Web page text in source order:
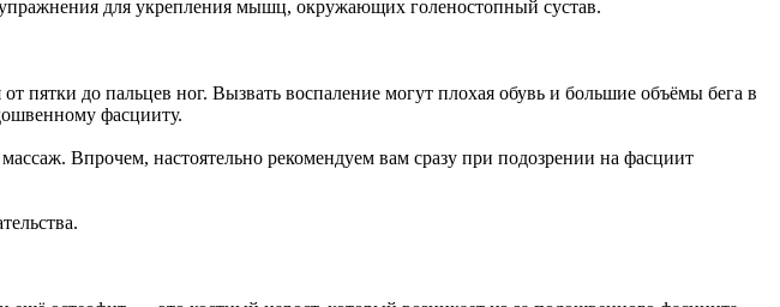
для укрепления мышц, окружающих голеностопный сустав.
пятки до пальцев ног. Вызвать воспаление могут плохая обувь и большие объёмы бега в
фасцииту.
Впрочем, настоятельно рекомендуем вам сразу при подозрении на фасциит